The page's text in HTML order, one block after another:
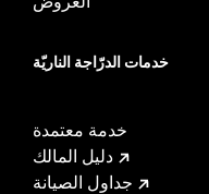
خدمات الدرّاجة الناريّة
خدمة معتمدة
دليل المالك
جداول الصيانة